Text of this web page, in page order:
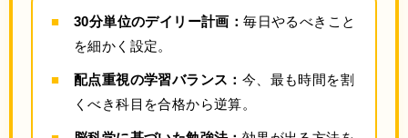
30分単位のデイリー計画：毎日やるべきこと
を細かく設定。
配点重視の学習バランス： 今、最も時間を割
くべき科目を合格から逆算。